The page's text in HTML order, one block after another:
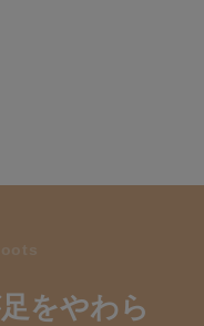
をやわら